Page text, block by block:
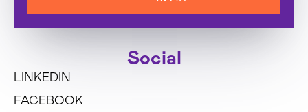
Social
LINKEDIN
FACEBOOK